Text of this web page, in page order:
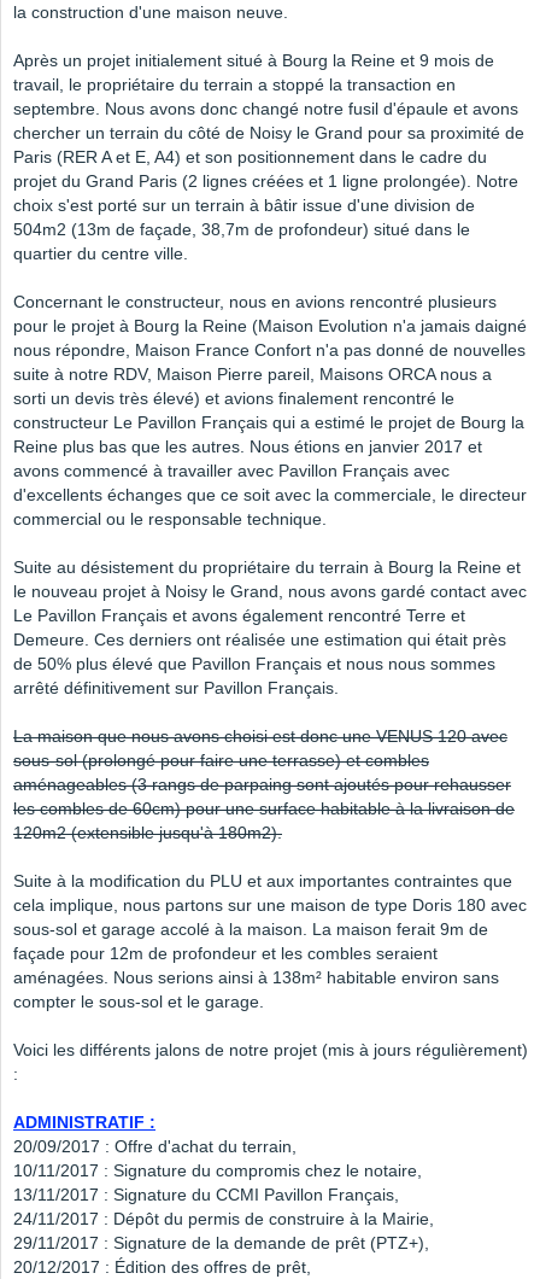
la construction d'une maison neuve.
Après un projet initialement situé à Bourg la Reine et 9 mois de
travail, le propriétaire du terrain a stoppé la transaction en
septembre. Nous avons donc changé notre fusil d'épaule et avons
chercher un terrain du côté de Noisy le Grand pour sa proximité de
Paris (RER A et E, A4) et son positionnement dans le cadre du
projet du Grand Paris (2 lignes créées et 1 ligne prolongée). Notre
choix s'est porté sur un terrain à bâtir issue d'une division de
504m2 (13m de façade, 38,7m de profondeur) situé dans le
quartier du centre ville.
Concernant le constructeur, nous en avions rencontré plusieurs
pour le projet à Bourg la Reine (Maison Evolution n'a jamais daigné
nous répondre, Maison France Confort n'a pas donné de nouvelles
suite à notre RDV, Maison Pierre pareil, Maisons ORCA nous a
sorti un devis très élevé) et avions finalement rencontré le
constructeur Le Pavillon Français qui a estimé le projet de Bourg la
Reine plus bas que les autres. Nous étions en janvier 2017 et
avons commencé à travailler avec Pavillon Français avec
d'excellents échanges que ce soit avec la commerciale, le directeur
commercial ou le responsable technique.
Suite au désistement du propriétaire du terrain à Bourg la Reine et
le nouveau projet à Noisy le Grand, nous avons gardé contact avec
Le Pavillon Français et avons également rencontré Terre et
Demeure. Ces derniers ont réalisée une estimation qui était près
de 50% plus élevé que Pavillon Français et nous nous sommes
arrêté définitivement sur Pavillon Français.
La maison que nous avons choisi est donc une VENUS 120 avec
sous-sol (prolongé pour faire une terrasse) et combles
aménageables (3 rangs de parpaing sont ajoutés pour rehausser
les combles de 60cm) pour une surface habitable à la livraison de
120m2 (extensible jusqu'à 180m2).
Suite à la modification du PLU et aux importantes contraintes que
cela implique, nous partons sur une maison de type Doris 180 avec
sous-sol et garage accolé à la maison. La maison ferait 9m de
façade pour 12m de profondeur et les combles seraient
aménagées. Nous serions ainsi à 138m² habitable environ sans
compter le sous-sol et le garage.
Voici les différents jalons de notre projet (mis à jours régulièrement)
:
ADMINISTRATIF :
20/09/2017 : Offre d'achat du terrain,
10/11/2017 : Signature du compromis chez le notaire,
13/11/2017 : Signature du CCMI Pavillon Français,
24/11/2017 : Dépôt du permis de construire à la Mairie,
29/11/2017 : Signature de la demande de prêt (PTZ+),
20/12/2017 : Édition des offres de prêt,